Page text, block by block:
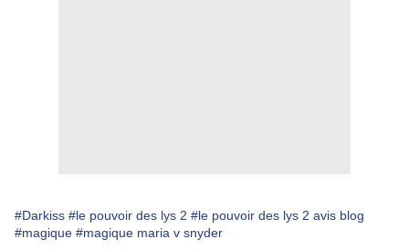
#Darkiss #le pouvoir des lys 2 #le pouvoir des lys 2 avis blog
#magique #magique maria v snyder